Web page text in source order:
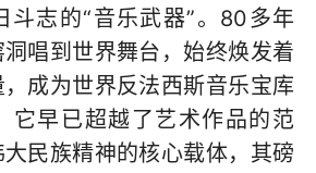
斗志的“音乐武器”。80多年
唱到世界舞台，始终焕发着
成为世界反法西斯音乐宝库
它早已超越了艺术作品的范
民族精神的核心载体，其磅